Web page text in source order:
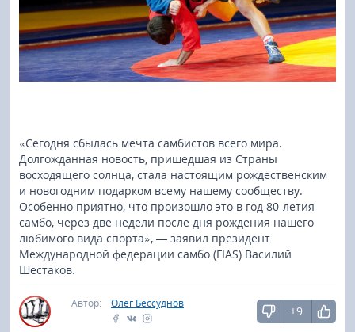
«Сегодня сбылась мечта самбистов всего мира.
Долгожданная новость, пришедшая из Страны
восходящего солнца, стала настоящим рождественским
и новогодним подарком всему нашему сообществу.
Особенно приятно, что произошло это в год 80-летия
самбо, через две недели после дня рождения нашего
любимого вида спорта», — заявил президент
Международной федерации самбо (FIAS) Василий
Шестаков.
Автор: Олег Бессуднов
+9